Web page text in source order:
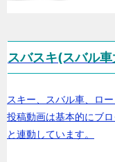
スバスキ(スバル
スキー、スバル車、ロ
投稿動画は基本的にブ
と連動しています。